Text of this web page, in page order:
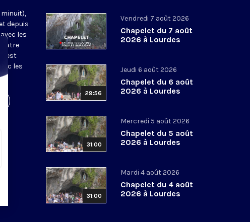
minuit),
depuis
les
est
les
Vendredi 7 août 2026
Chapelet du 7 août
2026 à Lourdes
29:56
Jeudi 6 août 2026
Chapelet du 6 août
2026 à Lourdes
31:00
Mercredi 5 août 2026
Chapelet du 5 août
2026 à Lourdes
31:00
Mardi 4 août 2026
Chapelet du 4 août
2026 à Lourdes